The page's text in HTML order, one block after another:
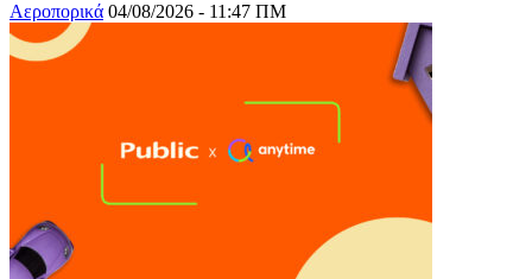
Αεροπορικά 04/08/2026 - 11:47 ΠΜ